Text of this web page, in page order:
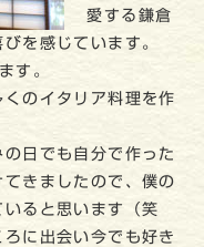
愛する鎌倉
を感じています。
す。
のイタリア料理を作
日でも自分で作った
きましたので、僕の
ると思います（笑
に出会い今でも好き